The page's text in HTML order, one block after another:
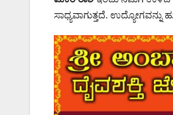
ಸಾಧ್ಯವಾಗುತ್ತದೆ. ಉದ್ಯೋಗವನ್ನು